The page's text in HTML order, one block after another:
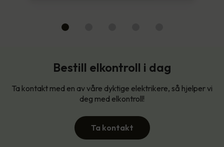
Bestill elkontroll i dag
Ta kontakt med en av våre dyktige elektrikere, så hjelper vi
deg med elkontroll!
Ta kontakt